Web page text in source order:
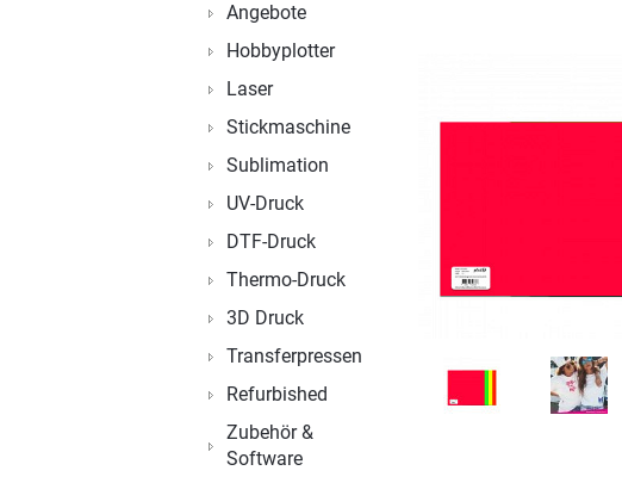
Angebote
Hobbyplotter
Laser
Stickmaschine
Sublimation
UV-Druck
DTF-Druck
Thermo-Druck
3D Druck
Transferpressen
Refurbished
Zubehör &
Software